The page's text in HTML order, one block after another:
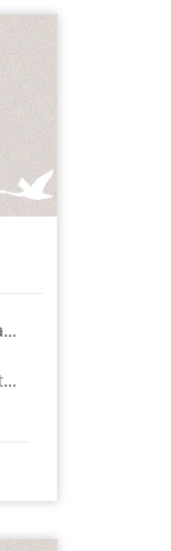
Defensor de Derechos Humanos
Muerto consecuencia de torturas o maltrato - incluye actores no estatales